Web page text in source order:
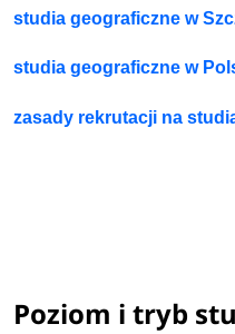
studia geograficzne w
studia geograficzne w
zasady rekrutacji na
Poziom i tryb